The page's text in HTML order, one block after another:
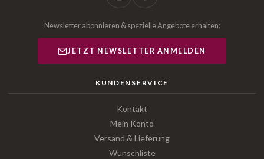
Newsletter abonnieren & spezielle Angebote erhalten:
JETZT NEWSLETTER ANMELDEN
KUNDENSERVICE
Kontakt
Mein Konto
Versand & Lieferung
Wunschliste